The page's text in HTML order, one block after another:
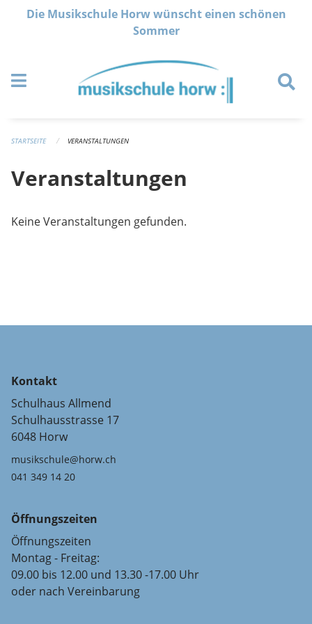
Navigation überspringen
Die Musikschule Horw wünscht einen schönen
Sommer
STARTSEITE VERANSTALTUNGEN
Veranstaltungen
Keine Veranstaltungen gefunden.
Kontakt
Schulhaus Allmend
Schulhausstrasse 17
6048 Horw
musikschule@horw.ch
041 349 14 20
Öffnungszeiten
Öffnungszeiten
Montag - Freitag:
09.00 bis 12.00 und 13.30 -17.00 Uhr
oder nach Vereinbarung